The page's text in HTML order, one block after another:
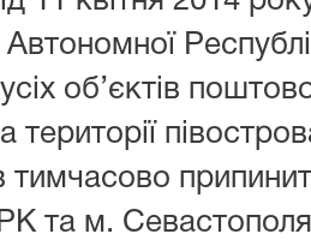
об’єктів
території
та м. Севастополя